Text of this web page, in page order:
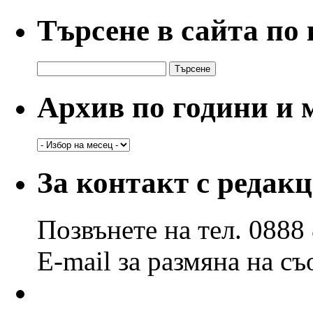
Търсене в сайта
за:
Архив по години и
Архив
и
месеци
За контакт с
Позвънете на тел.
E-mail за размяна на